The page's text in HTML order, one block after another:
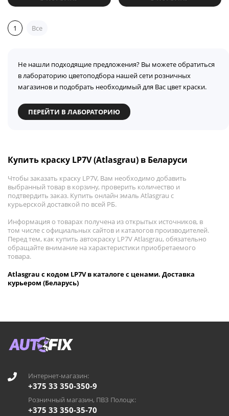
1 Все
Не нашли подходящие предложения? Вы можете обратиться
в лабораторию цветоподбора нашей сети розничных
магазинов и подобрать необходимый для Вас цвет краски.
ПЕРЕЙТИ В ЛАБОРАТОРИЮ
Купить краску LP7V (Atlasgrau) в Беларуси
Чтобы заказать краску LP7V, Вам необходимо добавить
выбранный товар в корзину, проверить количество и
подтвердить заказ. Купить онлайн эмаль Atlasgrau с
курьерской доставкой по всей РБ.
Информация о товарах получена из открытых источников, в
том числе с официальных сайтов и каталогов производителей.
Перед тем, как купить автокраску LP7V Atlasgrau, обязательно
обращайте внимание на характеристики приобретаемого
товара.
Atlasgrau с кодом LP7V в каталоге с ценами. Доставка
курьером (Беларусь)
Интернет-магазин:
+375 33 350-350-9
Розничный магазин, ПВЗ Полоцк:
+375 33 350-35-70